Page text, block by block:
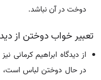
دوخت در آن نباشد.
تعبیر خواب دوختن از
از دیدگاه ابراهیم کرمانی
در حال دوختن لباس است،